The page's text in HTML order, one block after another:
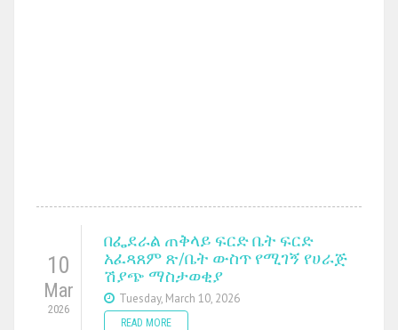
10
Mar
2026
በፌደራል ጠቅላይ ፍርድ ቤት ፍርድ
አፈጻጸም ጽ/ቤት ውስጥ የሚገኝ የሀራጅ
ሽያጭ ማስታወቂያ
Tuesday, March 10, 2026
READ MORE